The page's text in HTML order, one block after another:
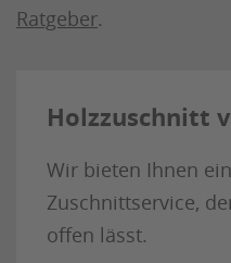
Ratgeber.
Holzzuschnitt
Wir bieten Ihnen
Zuschnittservice,
offen lässt.